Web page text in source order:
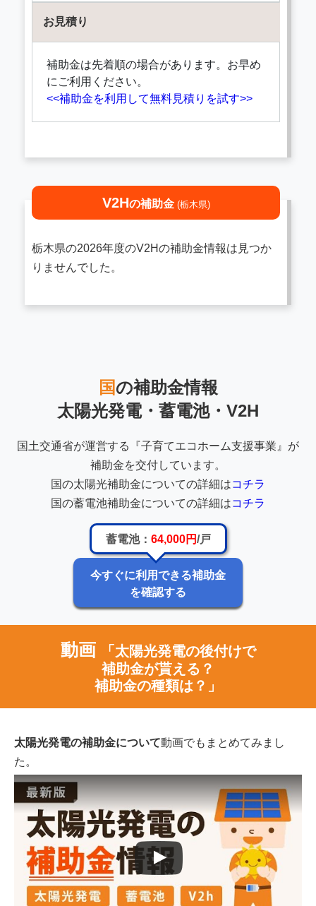
お見積り
補助金は先着順の場合があります。お早め
にご利用ください。
<<補助金を利用して無料見積りを試す>>
V2Hの補助金 (栃木県)
栃木県の2026年度のV2Hの補助金情報は見つか
りませんでした。
国の補助金情報
太陽光発電・蓄電池・V2H
国土交通省が運営する『子育てエコホーム支援事業』が
補助金を交付しています。
国の太陽光補助金についての詳細はコチラ
国の蓄電池補助金についての詳細はコチラ
蓄電池： 64,000円/戸
今すぐに利用できる補助金
を確認する
動画
「太陽光発電の後付けで
補助金が貰える？
補助金の種類は？」
太陽光発電の補助金について動画でもまとめてみまし
た。